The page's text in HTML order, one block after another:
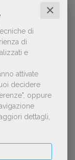
✕
di
di
e
attivate
decidere
oppure
dettagli,
cosa
per